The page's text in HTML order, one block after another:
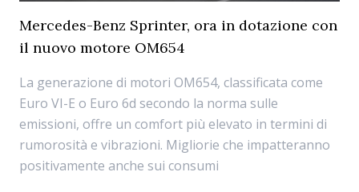
Mercedes-Benz Sprinter, ora in dotazione con
il nuovo motore OM654
La generazione di motori OM654, classificata come
Euro VI-E o Euro 6d secondo la norma sulle
emissioni, offre un comfort più elevato in termini di
rumorosità e vibrazioni. Migliorie che impatteranno
positivamente anche sui consumi